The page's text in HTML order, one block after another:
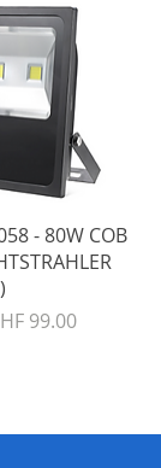
- 80W COB
Preis
99.00